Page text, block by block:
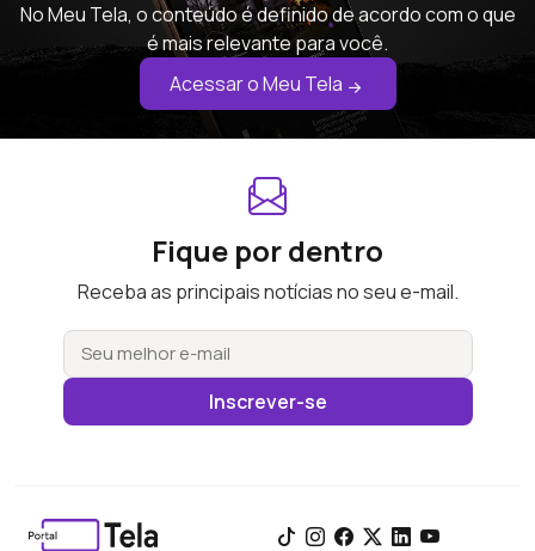
No Meu Tela, o conteúdo é definido de acordo com o que
é mais relevante para você.
Acessar o Meu Tela
Fique por dentro
Receba as principais notícias no seu e-mail.
Inscrever-se